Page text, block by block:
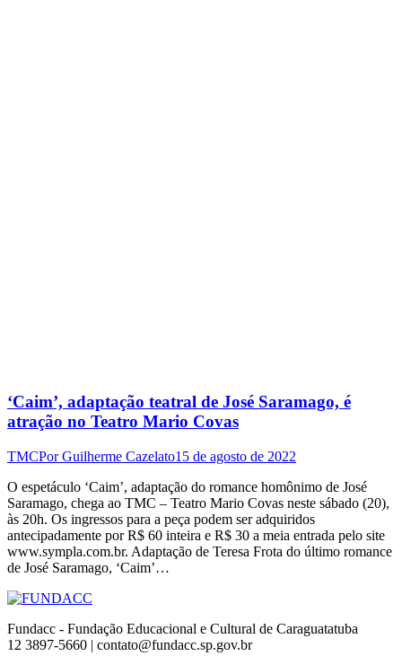
‘Caim’, adaptação teatral de José Saramago, é
atração no Teatro Mario Covas
TMCPorGuilherme Cazelato15 de agosto de 2022
O espetáculo ‘Caim’, adaptação do romance homônimo de José
Saramago, chega ao TMC – Teatro Mario Covas neste sábado (20),
às 20h. Os ingressos para a peça podem ser adquiridos
antecipadamente por R$ 60 inteira e R$ 30 a meia entrada pelo site
www.sympla.com.br. Adaptação de Teresa Frota do último romance
de José Saramago, ‘Caim’…
Fundacc - Fundação Educacional e Cultural de Caraguatatuba
12 3897-5660 | contato@fundacc.sp.gov.br